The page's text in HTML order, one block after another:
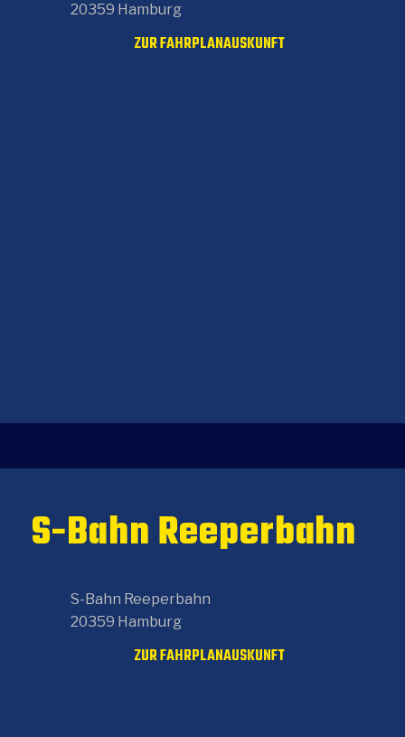
20359 Hamburg
ZUR FAHRPLANAUSKUNFT
S-Bahn Reeperbahn
S-Bahn Reeperbahn
20359 Hamburg
ZUR FAHRPLANAUSKUNFT